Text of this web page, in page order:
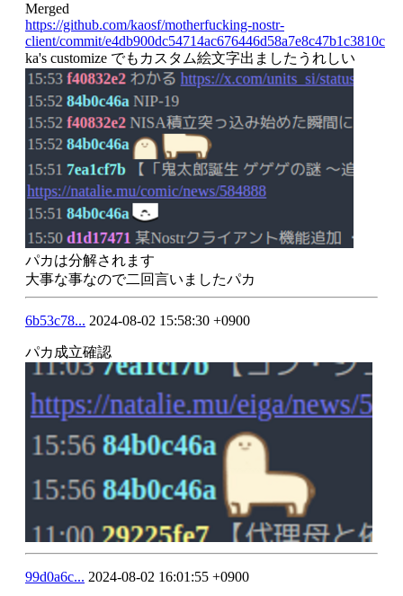
Merged
https://github.com/kaosf/motherfucking-nostr-
client/commit/e4db900dc54714ac676446d58a7e8c47b1c3810c
ka's customize でもカスタム絵文字出ましたうれしい
パカは分解されます
大事な事なので二回言いましたパカ
6b53c78... 2024-08-02 15:58:30 +0900
パカ成立確認
99d0a6c... 2024-08-02 16:01:55 +0900